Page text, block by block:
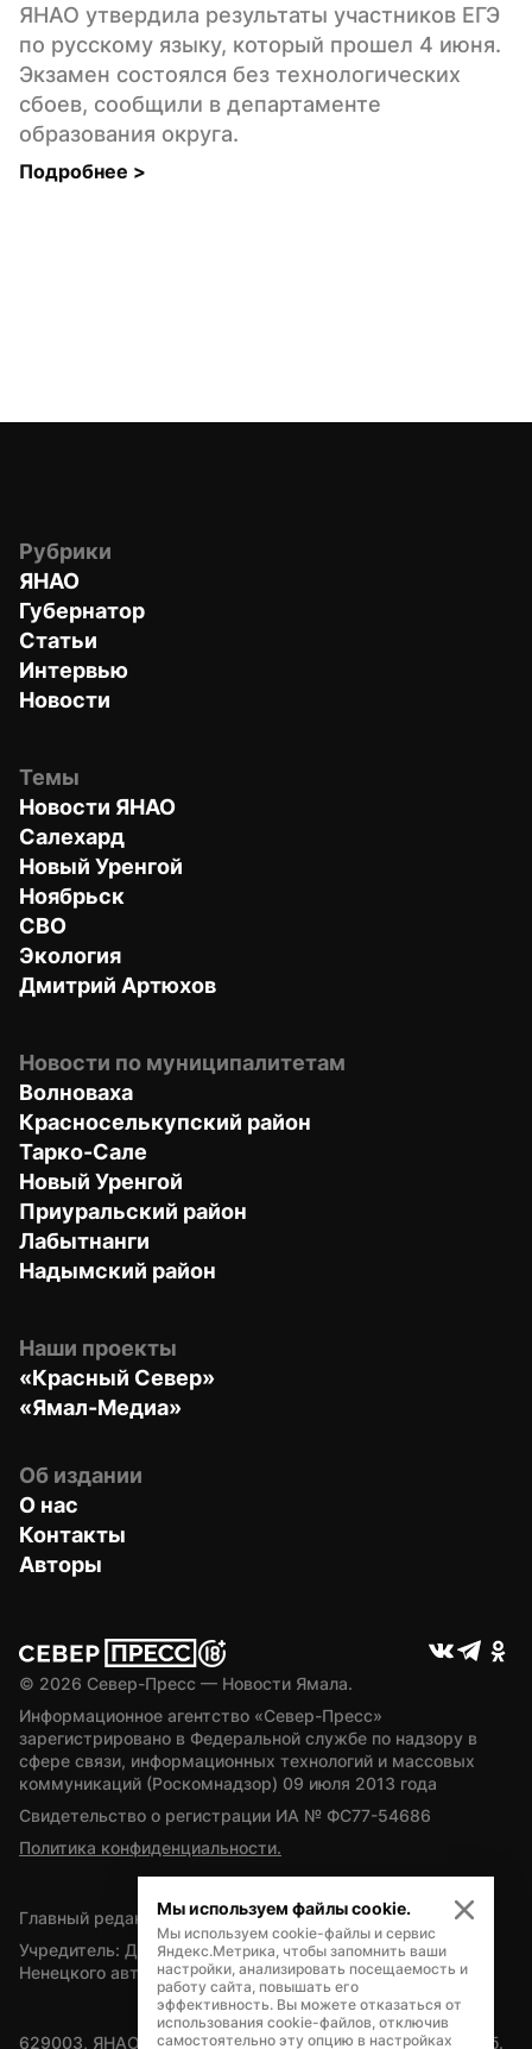
ЯНАО утвердила результаты участников ЕГЭ
по русскому языку, который прошел 4 июня.
Экзамен состоялся без технологических
сбоев, сообщили в департаменте
образования округа.
Подробнее >
Рубрики
ЯНАО
Губернатор
Статьи
Интервью
Новости
Темы
Новости ЯНАО
Салехард
Новый Уренгой
Ноябрьск
СВО
Экология
Дмитрий Артюхов
Новости по муниципалитетам
Волноваха
Красноселькупский район
Тарко-Сале
Новый Уренгой
Приуральский район
Лабытнанги
Надымский район
Наши проекты
«Красный Север»
«Ямал-Медиа»
Об издании
О нас
Контакты
Авторы
© 2026 Север-Пресс — Новости Ямала.
Информационное агентство «Север-Пресс»
зарегистрировано в Федеральной службе по надзору в
сфере связи, информационных технологий и массовых
коммуникаций (Роскомнадзор) 09 июля 2013 года
Свидетельство о регистрации ИА № ФС77-54686
Политика конфиденциальности.
Главный редактор — А.Л. Поздеев
Учредитель: Департамент внутренней политики Ямало-
Ненецкого автономного округа
629003, ЯНАО, Салехард, мкр. Богдана Кнунянца, д.1, каб.
Мы используем файлы cookie.
Мы используем cookie-файлы и сервис
Яндекс.Метрика, чтобы запомнить ваши
настройки, анализировать посещаемость и
работу сайта, повышать его
эффективность. Вы можете отказаться от
использования cookie-файлов, отключив
самостоятельно эту опцию в настройках